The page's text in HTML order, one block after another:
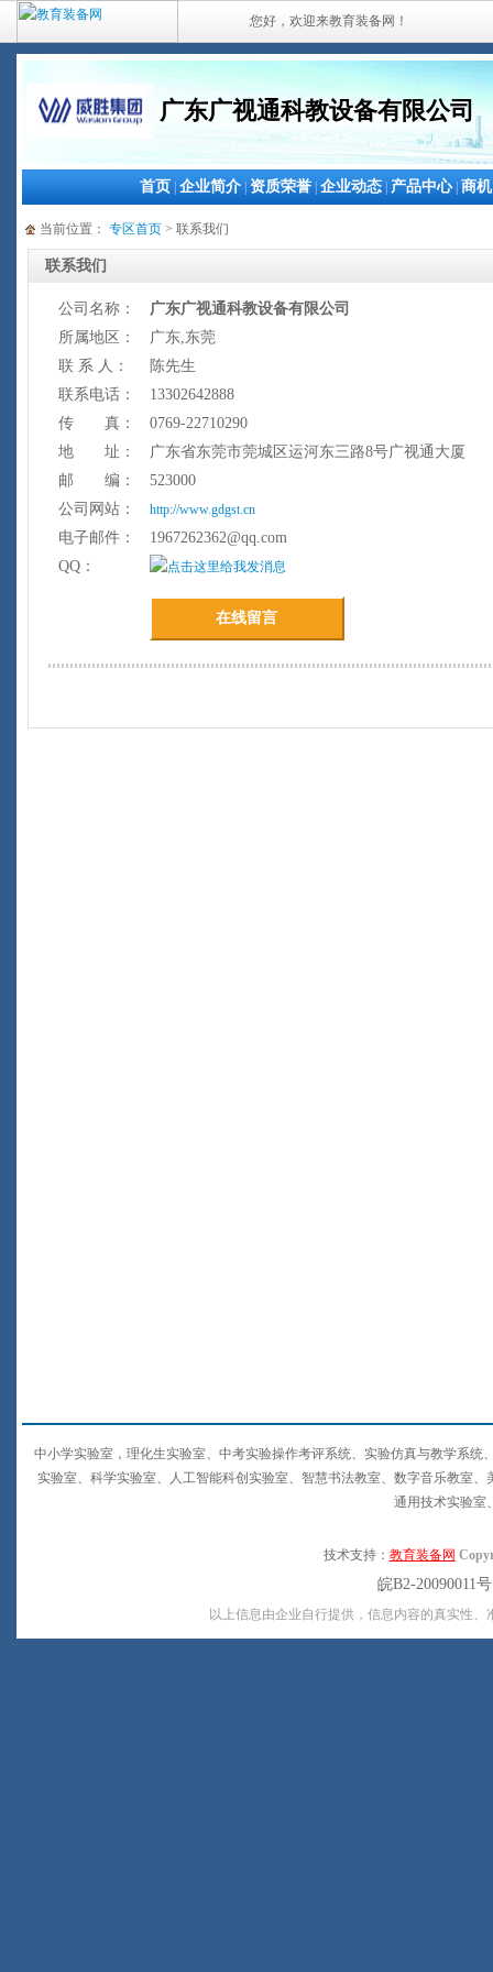
您好，欢迎来教育装备网！
广东广视通科教设备有限公司
首页 企业简介 资质荣誉 企业动态 产品中心| 商机
当前位置： 专区首页 > 联系我们
联系我们
公司名称：
广东广视通科教设备有限公司
所属地区：
广东,东莞
联 系 人：
陈先生
联系电话：
13302642888
传 真：
0769-22710290
地 址：
广东省东莞市莞城区运河东三路8号广视通大厦
邮 编：
523000
公司网站：
http://www.gdgst.cn
电子邮件：
1967262362@qq.com
QQ：
在线留言
中小学实验室，理化生实验室、中考实验操作考评系统、实验仿真与教学系
实验室、科学实验室、人工智能科创实验室、智慧书法教室、数字音乐教室
通用技术实验室
技术支持： 教育装备网
皖B2-20090011
以上信息由企业自行提供，信息内容的真实性